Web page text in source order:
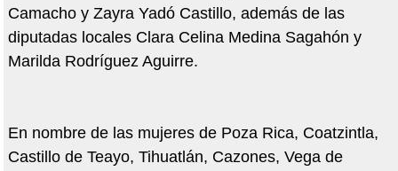
Camacho y Zayra Yadó Castillo, además de las
diputadas locales Clara Celina Medina Sagahón y
Marilda Rodríguez Aguirre.
En nombre de las mujeres de Poza Rica, Coatzintla,
Castillo de Teayo, Tihuatlán, Cazones, Vega de